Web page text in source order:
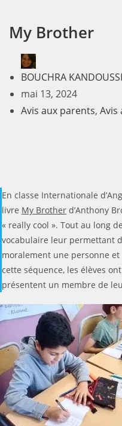
My Brother
BOUCHRA KANDOUSSI
mai 13, 2024
Avis aux parents, Avis
En classe Internationale
livre My Brother d’Anthony
« really cool ». Tout au long
vocabulaire leur permettant
moralement une personne
cette séquence, les élèves
présentent un membre de